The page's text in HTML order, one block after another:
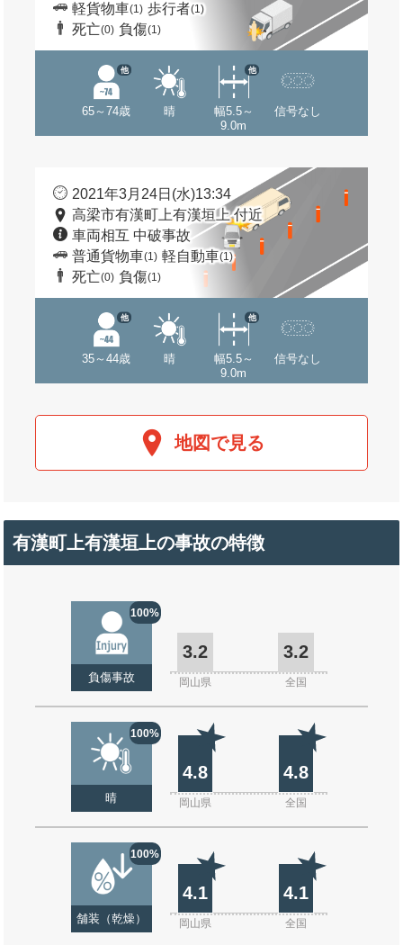
軽貨物車(1) 歩行者(1)
死亡(0) 負傷(1)
65～74歳
他
晴
幅5.5～
9.0m
他
信号なし
2021年3月24日(水)13:34
高梁市有漢町上有漢垣上 付近
車両相互 中破事故
普通貨物車(1) 軽自動車(1)
死亡(0) 負傷(1)
35～44歳
他
晴
幅5.5～
9.0m
他
信号なし
地図で見る
有漢町上有漢垣上の事故の特徴
100%
負傷事故
3.2 3.2
岡山県 全国
100%
晴
4.8 4.8
岡山県 全国
100%
舗装（乾燥）
4.1 4.1
岡山県 全国